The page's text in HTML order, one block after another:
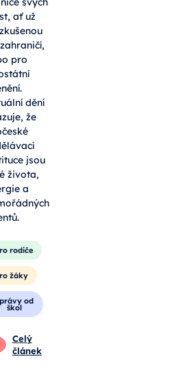
ať už
pro
dění
že
jsou
života,
a
rodiče
žáky
od
škol
Celý
článek